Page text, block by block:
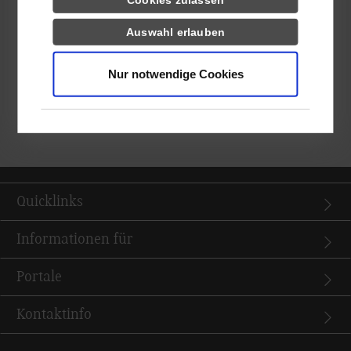
Auswahl erlauben
Nur notwendige Cookies
familiäre Atmosphäre am Campus Horb hervorgehoben.
„Genau das zeichnet uns auch als Hochschule aus – der enge
Kontakt zu den Studierenden“, bestätigte Andrea Rohrer den
Schüler noch die Möglichkeit unter Anleitung von Prof. Zender
Quicklinks
Informationen für
Portale
Kontaktinfo